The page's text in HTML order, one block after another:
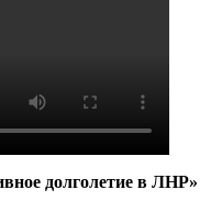
долголетие в ЛНР»